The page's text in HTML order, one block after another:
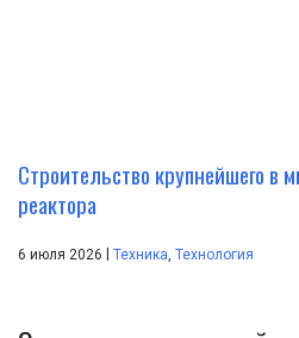
Строительство крупнейшего в
реактора
6 июля 2026 Техника, Технология